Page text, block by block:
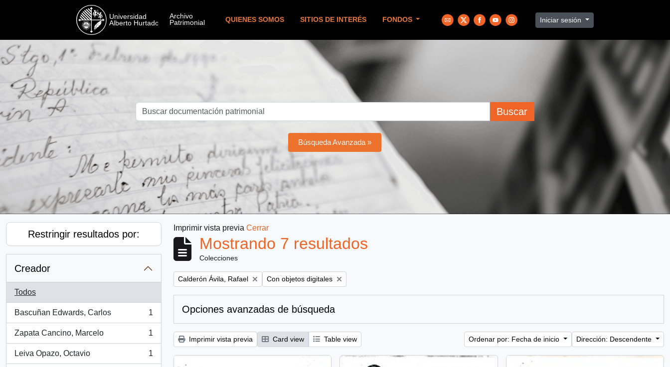
QUIENES SOMOS SITIOS DE INTERÉS FONDOS Iniciar sesión
Buscar
Búsqueda Avanzada »
Restringir resultados por:
Creador
Todos
Bascuñan Edwards, Carlos
, 1 resultados
1
Zapata Cancino, Marcelo
, 1 resultados
1
Leiva Opazo, Octavio
, 1 resultados
1
Imprimir vista previa Cerrar
Mostrando 7 resultados
Colecciones
Remove filter:
Calderón Ávila, Rafael Remove filter:
Con objetos digitales
Opciones avanzadas de búsqueda
Imprimir vista previa Card view Table view Ordenar por: Fecha de inicio Dirección: Descendente